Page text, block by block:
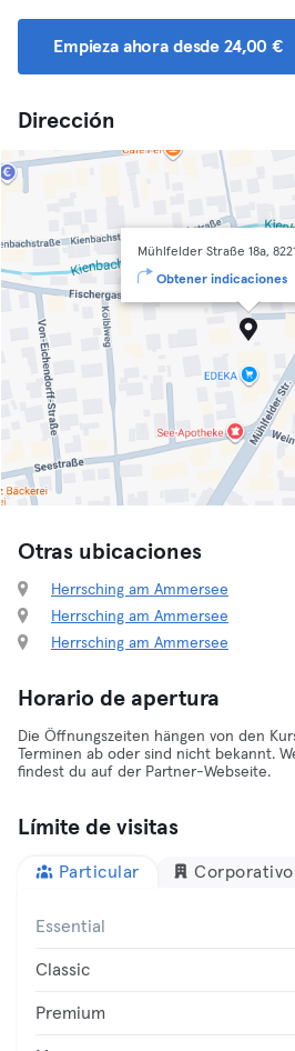
Empieza ahora desde 24,00 €
Dirección
Mühlfelder Straße 18a,
Obtener indicaciones
Otras ubicaciones
Herrsching am Ammersee
Herrsching am Ammersee
Herrsching am Ammersee
Horario de apertura
Die Öffnungszeiten hängen von den
Terminen ab oder sind nicht bekannt.
findest du auf der Partner-Webseite.
Límite de visitas
Particular Corporativo
Essential
Classic
Premium